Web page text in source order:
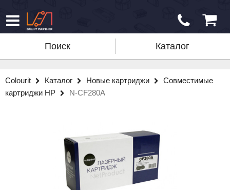
Поиск Каталог
Colourit Каталог Новые картриджи
Совместимые
картриджи HP
N-CF280A